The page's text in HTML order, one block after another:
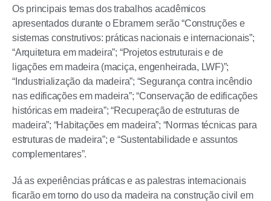
Os principais temas dos trabalhos acadêmicos
apresentados durante o Ebramem serão “Construções e
sistemas construtivos: práticas nacionais e internacionais”;
“Arquitetura em madeira”; “Projetos estruturais e de
ligações em madeira (maciça, engenheirada, LWF)”;
“Industrialização da madeira”; “Segurança contra incêndio
nas edificações em madeira”; “Conservação de edificações
históricas em madeira”; “Recuperação de estruturas de
madeira”; “Habitações em madeira”; “Normas técnicas para
estruturas de madeira”; e “Sustentabilidade e assuntos
complementares”.
Já as experiências práticas e as palestras internacionais
ficarão em torno do uso da madeira na construção civil em